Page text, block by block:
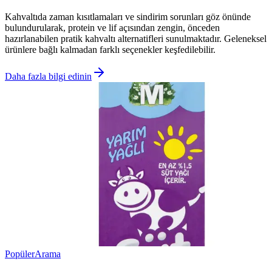
Kahvaltıda zaman kısıtlamaları ve sindirim sorunları göz önünde
bulundurularak, protein ve lif açısından zengin, önceden
hazırlanabilen pratik kahvaltı alternatifleri sunulmaktadır. Geleneksel
ürünlere bağlı kalmadan farklı seçenekler keşfedilebilir.
Daha fazla bilgi edinin
PopülerArama